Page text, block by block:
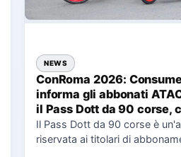
NEWS
ConRoma 2026:
informa gli abbonati
il Pass Dott da 90 corse,
cosa spetta in caso di
Il Pass Dott da 90 corse è
riservata ai titolari di